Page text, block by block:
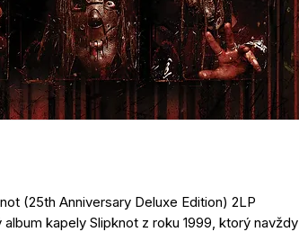
(25th Anniversary Deluxe Edition) 2LP
kapely Slipknot z roku 1999, ktorý navždy